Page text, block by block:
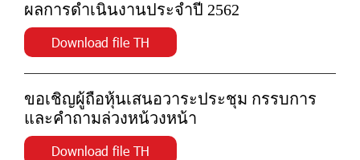
ผลการดำเนินงานประจำปี 2562
Download file TH
ขอเชิญผู้ถือหุ้นเสนอวาระประชุม กรรบการ
และคำถามล่วงหน้วงหน้า
Download file TH